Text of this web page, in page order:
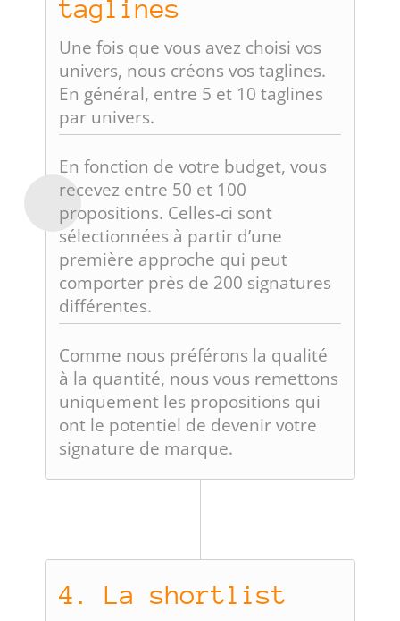
taglines
Une fois que vous avez choisi vos
univers, nous créons vos taglines.
En général, entre 5 et 10 taglines
par univers.
En fonction de votre budget, vous
recevez entre 50 et 100
propositions. Celles-ci sont
sélectionnées à partir d’une
première approche qui peut
comporter près de 200 signatures
différentes.
Comme nous préférons la qualité
à la quantité, nous vous remettons
uniquement les propositions qui
ont le potentiel de devenir votre
signature de marque.
4. La shortlist